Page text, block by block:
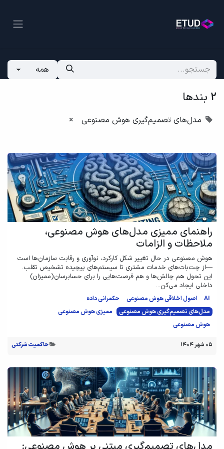
همه
2 بندها
مدل‌های تصمیم‌گیری هوش مصنوعی ×
راهنمای ممیزی مدل‌های هوش مصنوعی،
ملاحظات و الزامات
هوش مصنوعی در حال تغییر شکل کارکرد، نوآوری و رقابت سازمان‌ها است
—از چت‌بات‌های خدمات مشتری تا سیستم‌های پیچیده تشخیص تقلب.
این تحول هم چالش‌ها و هم فرصت‌هایی را برای حسابرسان(ممیزان)
داخلی ایجاد می‌کن...
AI اصول اخلاقی هوش مصنوعی
حکمرانی داده
مدل‌های تصمیم‌گیری هوش مصنوعی
ممیزی هوش مصنوعی
هوش مصنوعی
۰۵ شهر ۱۴۰۴ حاکمیت شرکتی